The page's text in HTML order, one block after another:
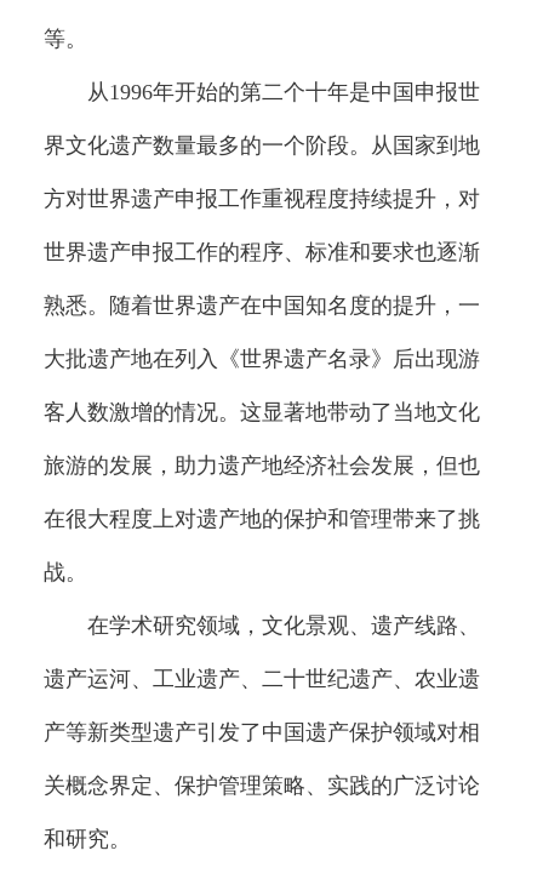
等。
从1996年开始的第二个十年是中国申报世
界文化遗产数量最多的一个阶段。从国家到地
方对世界遗产申报工作重视程度持续提升，对
世界遗产申报工作的程序、标准和要求也逐渐
熟悉。随着世界遗产在中国知名度的提升，一
大批遗产地在列入《世界遗产名录》后出现游
客人数激增的情况。这显著地带动了当地文化
旅游的发展，助力遗产地经济社会发展，但也
在很大程度上对遗产地的保护和管理带来了挑
战。
在学术研究领域，文化景观、遗产线路、
遗产运河、工业遗产、二十世纪遗产、农业遗
产等新类型遗产引发了中国遗产保护领域对相
关概念界定、保护管理策略、实践的广泛讨论
和研究。